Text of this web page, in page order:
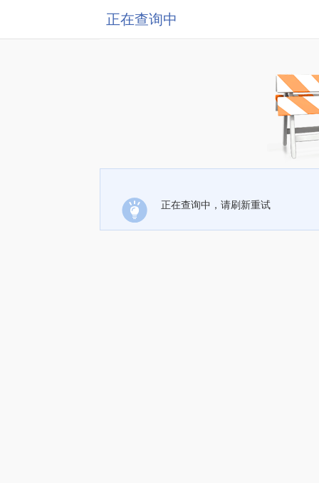
正在查询中
正在查询中，请刷新重试